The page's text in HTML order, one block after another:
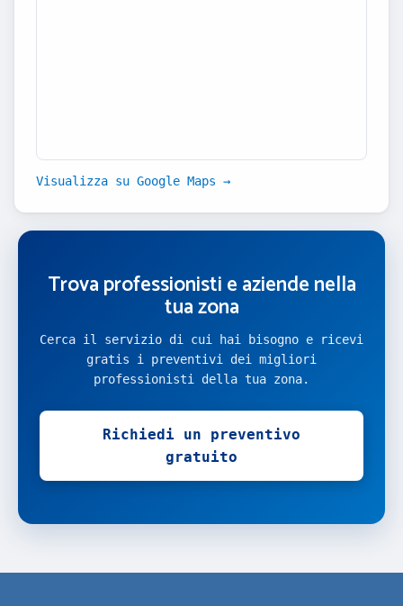
Visualizza su Google Maps →
Trova professionisti e aziende nella
tua zona
Cerca il servizio di cui hai bisogno e ricevi
gratis i preventivi dei migliori
professionisti della tua zona.
Richiedi un preventivo
gratuito